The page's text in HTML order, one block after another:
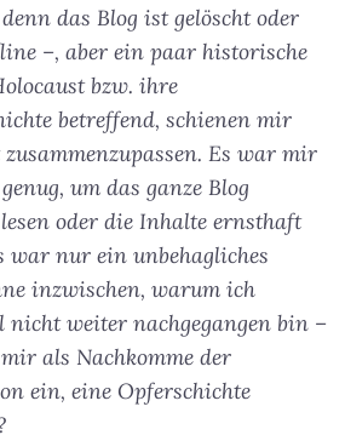
das Blog ist gelöscht oder
–, aber ein paar historische
bzw. ihre
betreffend, schienen mir
Es war mir
um das ganze Blog
oder die Inhalte ernsthaft
war nur ein unbehagliches
inzwischen, warum ich
nicht weiter nachgegangen bin –
als Nachkomme der
ein, eine Opferschichte